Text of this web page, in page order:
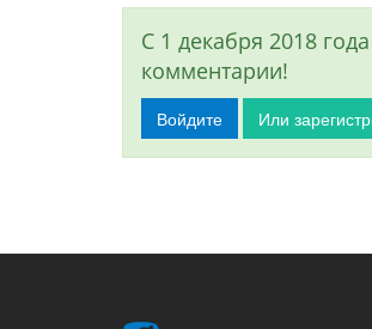
С 1 декабря 2018
комментарии!
Войдите Или